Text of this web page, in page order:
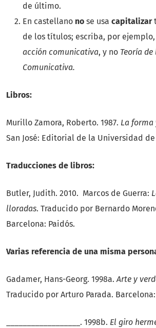
de último.
En castellano no se usa capitalizar
de los títulos; escriba, por ejemplo,
acción comunicativa, y no Teoría
Comunicativa.
Libros:
Murillo Zamora, Roberto. 1987. La forma
San José: Editorial de la Universidad de
Traducciones de libros:
Butler, Judith. 2010. Marcos de Guerra:
lloradas. Traducido por Bernardo
Barcelona: Paidós.
Varias referencia de una misma
Gadamer, Hans-Georg. 1998a.Arte y
Traducido por Arturo Parada.
__________________. 1998b. El giro